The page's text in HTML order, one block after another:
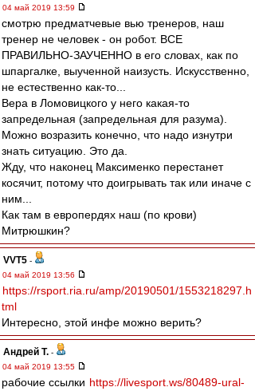
04 май 2019 13:59
смотрю предматчевые вью тренеров, наш
тренер не человек - он робот. ВСЕ
ПРАВИЛЬНО-ЗАУЧЕННО в его словах, как по
шпаргалке, выученной наизусть. Искусственно,
не естественно как-то...
Вера в Ломовицкого у него какая-то
запредельная (запредельная для разума).
Можно возразить конечно, что надо изнутри
знать ситуацию. Это да.
Жду, что наконец Максименко перестанет
косячит, потому что доигрывать так или иначе с
ним...
Как там в европердях наш (по крови)
Митрюшкин?
VVT5 -
04 май 2019 13:56
https://rsport.ria.ru/amp/20190501/1553218297.h
tml
Интересно, этой инфе можно верить?
Андрей Т. -
04 май 2019 13:55
рабочие ссылки https://livesport.ws/80489-ural-